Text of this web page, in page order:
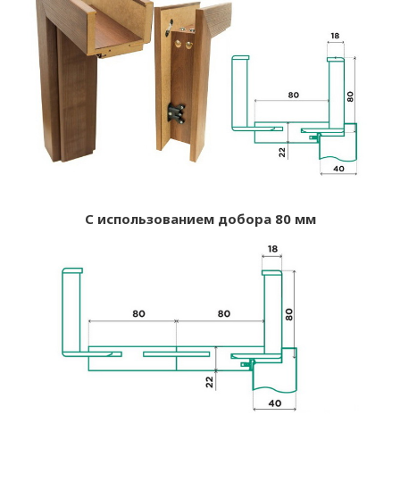
С использованием добора 80 мм